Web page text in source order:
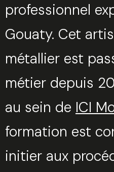
professionnel
Gouaty. Cet
métallier est
métier depuis
au sein de ICI
formation est
initier aux